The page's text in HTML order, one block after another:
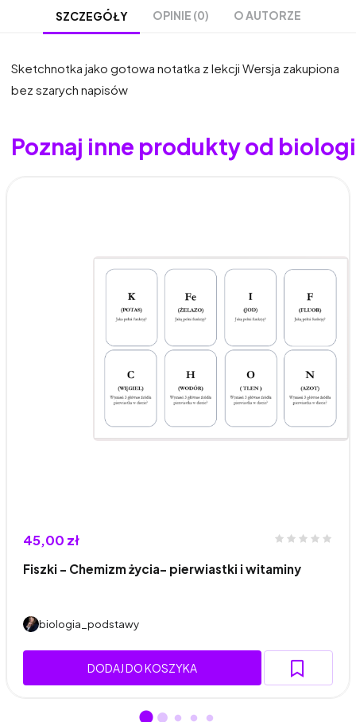
SZCZEGÓŁY OPINIE (0) O AUTORZE
Sketchnotka jako gotowa notatka z lekcji Wersja zakupiona
bez szarych napisów
Poznaj inne produkty od
45,00 zł
Fiszki - Chemizm życia- pierwiastki i witaminy
biologia_podstawy
DODAJ DO KOSZYKA